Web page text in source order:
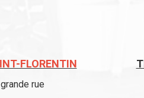
FLORENTIN
rue